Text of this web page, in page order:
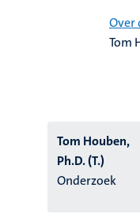
Over
Tom
Tom Houben,
Ph.D. (T.)
Onderzoek